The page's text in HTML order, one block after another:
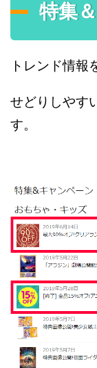
特集
トレンド情報
せどりしやす
す。